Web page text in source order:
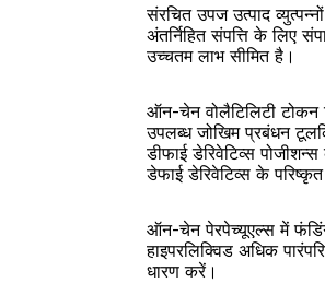
संरचित उपज उत्पाद
अंतर्निहित संपत्ति के लिए
उच्चतम लाभ सीमित है।
ऑन-चेन वोलैटिलिटी टोकन
उपलब्ध जोखिम प्रबंधन
डीफाई डेरिवेटिव्स
डेफाई डेरिवेटिव्स के
ऑन-चेन पेरपेच्यूएल्स में
हाइपरलिक्विड अधिक
धारण करें।